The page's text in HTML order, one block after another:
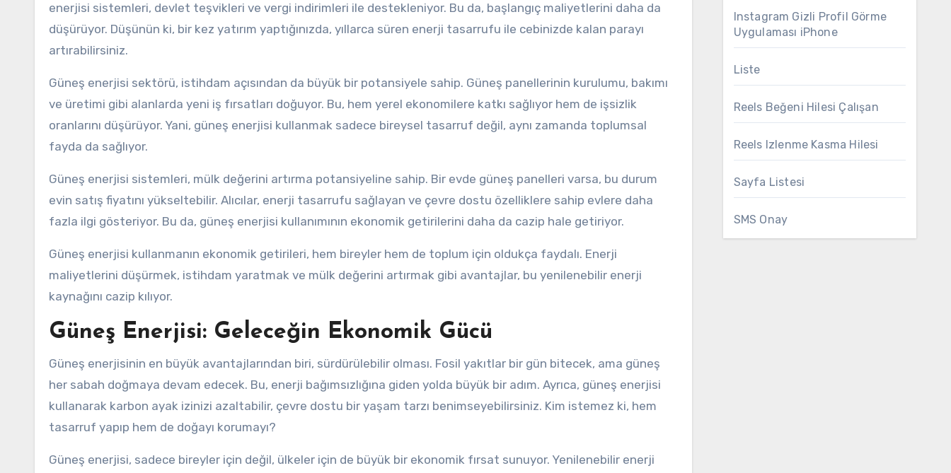
enerjisi sistemleri, devlet teşvikleri ve vergi indirimleri ile destekleniyor. Bu da, başlangıç maliyetlerini daha da
düşürüyor. Düşünün ki, bir kez yatırım yaptığınızda, yıllarca süren enerji tasarrufu ile cebinizde kalan parayı
artırabilirsiniz.
Güneş enerjisi sektörü, istihdam açısından da büyük bir potansiyele sahip. Güneş panellerinin kurulumu, bakımı
ve üretimi gibi alanlarda yeni iş fırsatları doğuyor. Bu, hem yerel ekonomilere katkı sağlıyor hem de işsizlik
oranlarını düşürüyor. Yani, güneş enerjisi kullanmak sadece bireysel tasarruf değil, aynı zamanda toplumsal
fayda da sağlıyor.
Güneş enerjisi sistemleri, mülk değerini artırma potansiyeline sahip. Bir evde güneş panelleri varsa, bu durum
evin satış fiyatını yükseltebilir. Alıcılar, enerji tasarrufu sağlayan ve çevre dostu özelliklere sahip evlere daha
fazla ilgi gösteriyor. Bu da, güneş enerjisi kullanımının ekonomik getirilerini daha da cazip hale getiriyor.
Güneş enerjisi kullanmanın ekonomik getirileri, hem bireyler hem de toplum için oldukça faydalı. Enerji
maliyetlerini düşürmek, istihdam yaratmak ve mülk değerini artırmak gibi avantajlar, bu yenilenebilir enerji
kaynağını cazip kılıyor.
Güneş Enerjisi: Geleceğin Ekonomik Gücü
Güneş enerjisinin en büyük avantajlarından biri, sürdürülebilir olması. Fosil yakıtlar bir gün bitecek, ama güneş
her sabah doğmaya devam edecek. Bu, enerji bağımsızlığına giden yolda büyük bir adım. Ayrıca, güneş enerjisi
kullanarak karbon ayak izinizi azaltabilir, çevre dostu bir yaşam tarzı benimseyebilirsiniz. Kim istemez ki, hem
tasarruf yapıp hem de doğayı korumayı?
Güneş enerjisi, sadece bireyler için değil, ülkeler için de büyük bir ekonomik fırsat sunuyor. Yenilenebilir enerji
Instagram Gizli Profil Görme
Uygulaması iPhone
Liste
Reels Beğeni Hilesi Çalışan
Reels Izlenme Kasma Hilesi
Sayfa Listesi
SMS Onay